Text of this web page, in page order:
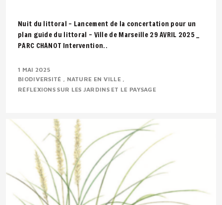
Nuit du littoral – Lancement de la concertation pour un
plan guide du littoral – Ville de Marseille 29 AVRIL 2025 _
PARC CHANOT Intervention..
1 MAI 2025
BIODIVERSITÉ
NATURE EN VILLE
RÉFLEXIONS SUR LES JARDINS ET LE PAYSAGE